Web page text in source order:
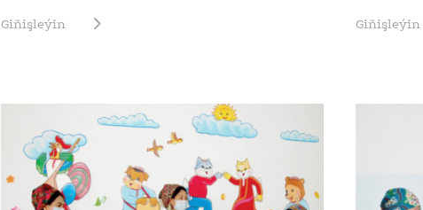
Giňişleýin Giňişleýin